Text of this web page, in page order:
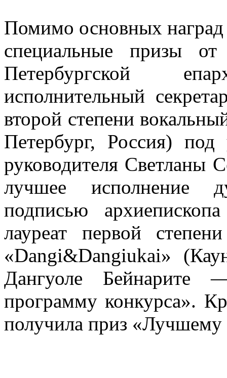
Помимо основных наград
специальные призы
Петербургской
исполнительный
второй степени
Петербург, Россия) под
руководителя Светланы
лучшее исполнение
подписью
лауреат первой
«Dangi&Dangiukai»
Дангуоле
программу конкурса».
получила приз